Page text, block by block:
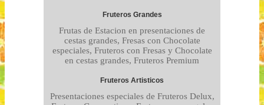
Fruteros Grandes
Frutas de Estacion en presentaciones de
cestas grandes, Fresas con Chocolate
especiales, Fruteros con Fresas y Chocolate
en cestas grandes, Fruteros Premium
Fruteros Artisticos
Presentaciones especiales de Fruteros Delux,